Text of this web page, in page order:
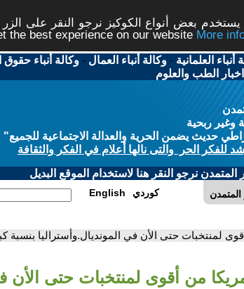
بعض أنواع الكوكيز نرجو النقر على
the best experience on our website
أنباء العلمانية -وكالة أنباء العمال -وكالة أنباء حقوق
اخبار الطب والعلوم
وغير ربحية
حديث يضمن الحرية والعدالة الاجتماعية للجميع"
للفكر الحر والتى نالها أعلام في الفكر والثقافة
نرجو النقر هنا لاستخدام الموقع البديل
المتمدن English كوردي
لمنتخبات حتى الأن في المونديال.وأستراليا بنسبة
من أقوى لمنتخبات حتى الأن